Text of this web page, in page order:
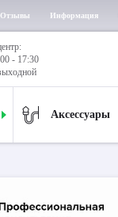
Отзывы Информация
- 17:30
Аксессуары